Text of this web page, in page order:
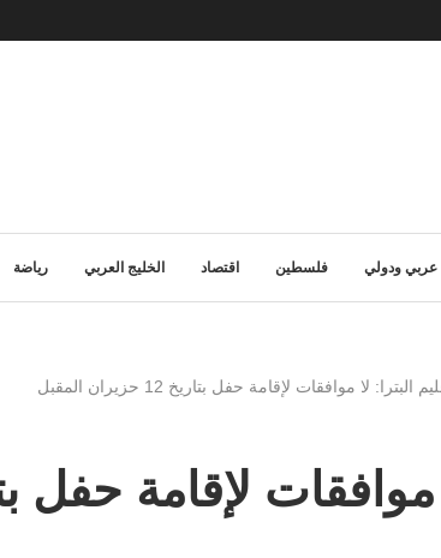
عربي ودولي فلسطين اقتصاد الخليج العربي رياضة
البترا: لا موافقات لإقامة حفل بتاريخ 12 حزيران المقبل
لإقامة حفل بتاريخ 12